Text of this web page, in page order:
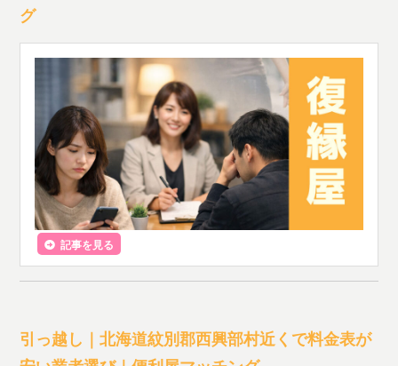
グ
記事を見る
引っ越し｜北海道紋別郡西興部村近くで料金表が